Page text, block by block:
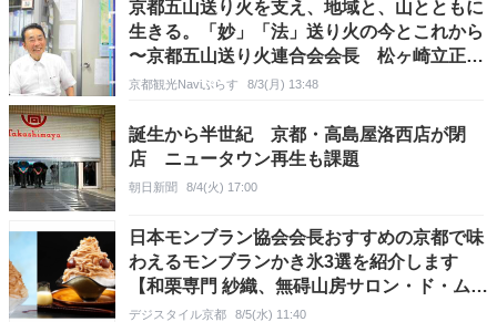
京都五山送り火を支え、地域と、山とともに
生きる。「妙」「法」送り火の今とこれから
〜京都五山送り火連合会会長 松ヶ崎立正会
理事長インタビュー〜
京都観光Naviぷらす 8/3(月) 13:48
誕生から半世紀 京都・高島屋洛西店が閉
店 ニュータウン再生も課題
朝日新聞 8/4(火) 17:00
日本モンブラン協会会長おすすめの京都で味
わえるモンブランかき氷3選を紹介します
【和栗専門 紗織、無碍山房サロン・ド・ム
ゲ、マールブランシュ】
デジスタイル京都 8/5(水) 11:40